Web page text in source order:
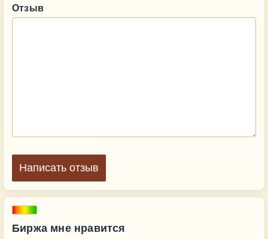
Биржа мне нравится
Отзыв
Написать отзыв